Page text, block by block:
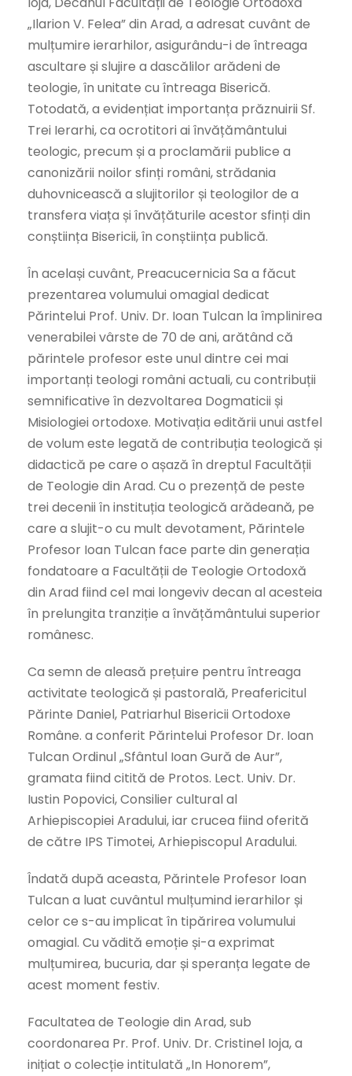
„Ilarion V. Felea” din Arad, a adresat cuvânt de
mulțumire ierarhilor, asigurându-i de întreaga
ascultare și slujire a dascălilor arădeni de
teologie, în unitate cu întreaga Biserică.
Totodată, a evidențiat importanța prăznuirii Sf.
Trei Ierarhi, ca ocrotitori ai învățământului
teologic, precum și a proclamării publice a
canonizării noilor sfinți români, strădania
duhovnicească a slujitorilor și teologilor de a
transfera viața și învățăturile acestor sfinți din
conștiința Bisericii, în conștiința publică.
În același cuvânt, Preacucernicia Sa a făcut
prezentarea volumului omagial dedicat
Părintelui Prof. Univ. Dr. Ioan Tulcan la împlinirea
venerabilei vârste de 70 de ani, arătând că
părintele profesor este unul dintre cei mai
importanți teologi români actuali, cu contribuții
semnificative în dezvoltarea Dogmaticii și
Misiologiei ortodoxe. Motivația editării unui astfel
de volum este legată de contribuția teologică și
didactică pe care o așază în dreptul Facultății
de Teologie din Arad. Cu o prezență de peste
trei decenii în instituția teologică arădeană, pe
care a slujit-o cu mult devotament, Părintele
Profesor Ioan Tulcan face parte din generația
fondatoare a Facultății de Teologie Ortodoxă
din Arad fiind cel mai longeviv decan al acesteia
în prelungita tranziție a învățământului superior
românesc.
Ca semn de aleasă prețuire pentru întreaga
activitate teologică și pastorală, Preafericitul
Părinte Daniel, Patriarhul Bisericii Ortodoxe
Române. a conferit Părintelui Profesor Dr. Ioan
Tulcan Ordinul „Sfântul Ioan Gură de Aur”,
gramata fiind citită de Protos. Lect. Univ. Dr.
Iustin Popovici, Consilier cultural al
Arhiepiscopiei Aradului, iar crucea fiind oferită
de către IPS Timotei, Arhiepiscopul Aradului.
Îndată după aceasta, Părintele Profesor Ioan
Tulcan a luat cuvântul mulțumind ierarhilor și
celor ce s-au implicat în tipărirea volumului
omagial. Cu vădită emoție și-a exprimat
mulțumirea, bucuria, dar și speranța legate de
acest moment festiv.
Facultatea de Teologie din Arad, sub
coordonarea Pr. Prof. Univ. Dr. Cristinel Ioja, a
inițiat o colecție intitulată „In Honorem”,